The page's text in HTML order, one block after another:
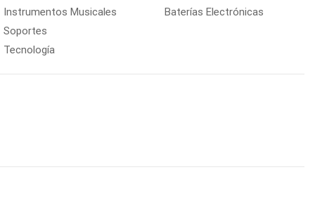
Instrumentos Musicales
Soportes
Tecnología
Baterías Electrónicas